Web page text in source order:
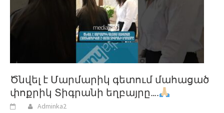
Ծնվել է Մարմարիկ գետում մահացած
փոքրիկ Տիգրանի եղբայրը….
Adminka2